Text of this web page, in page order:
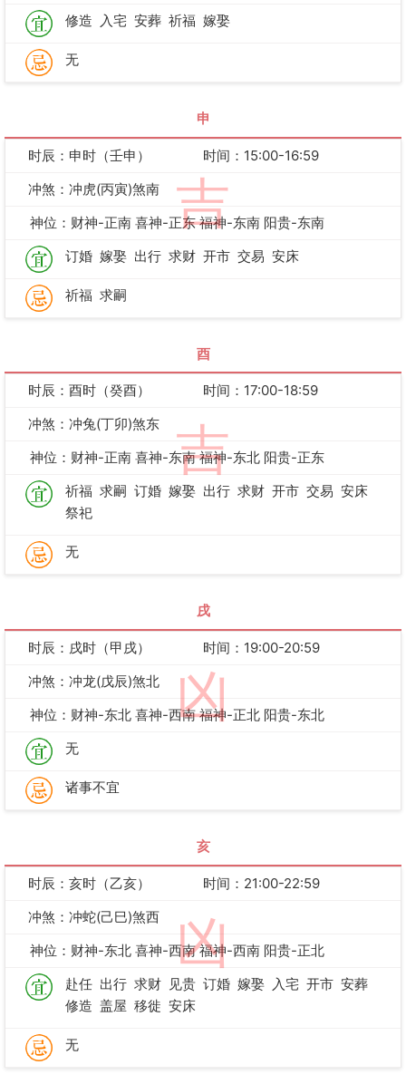
修造
入宅 安葬 祈福 嫁娶
无
申
吉
时辰：申时（壬申）
时间：15:00-16:59
冲煞：冲虎(丙寅)煞南
神位：财神-正南 喜神-正东 福神-东南 阳贵-东南
订婚 嫁娶 出行 求财 开市 交易 安床
祈福 求嗣
酉
吉
时辰：酉时（癸酉）
时间：17:00-18:59
冲煞：冲兔(丁卯)煞东
神位：财神-正南 喜神-东南 福神-东北 阳贵-正东
祈福 求嗣 订婚 嫁娶 出行 求财 开市 交易 安床
祭祀
无
戌
凶
时辰：戌时（甲戌）
时间：19:00-20:59
冲煞：冲龙(戊辰)煞北
神位：财神-东北 喜神-西南 福神-正北 阳贵-东北
无
诸事不宜
亥
凶
时辰：亥时（乙亥）
时间：21:00-22:59
冲煞：冲蛇(己巳)煞西
神位：财神-东北 喜神-西南 福神-西南 阳贵-正北
赴任 出行 求财 见贵 订婚 嫁娶 入宅 开市 安葬
修造 盖屋 移徙 安床
无